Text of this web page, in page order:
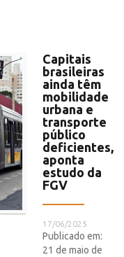
Capitais
brasileiras
ainda têm
mobilidade
urbana e
transporte
público
deficientes,
aponta
estudo da
FGV
17/06/2025
Publicado em:
21 de maio de